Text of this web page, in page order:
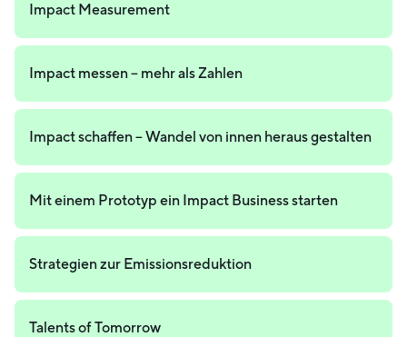
Impact Measurement
Impact messen – mehr als Zahlen
Impact schaffen – Wandel von innen heraus gestalten
Mit einem Prototyp ein Impact Business starten
Strategien zur Emissionsreduktion
Talents of Tomorrow